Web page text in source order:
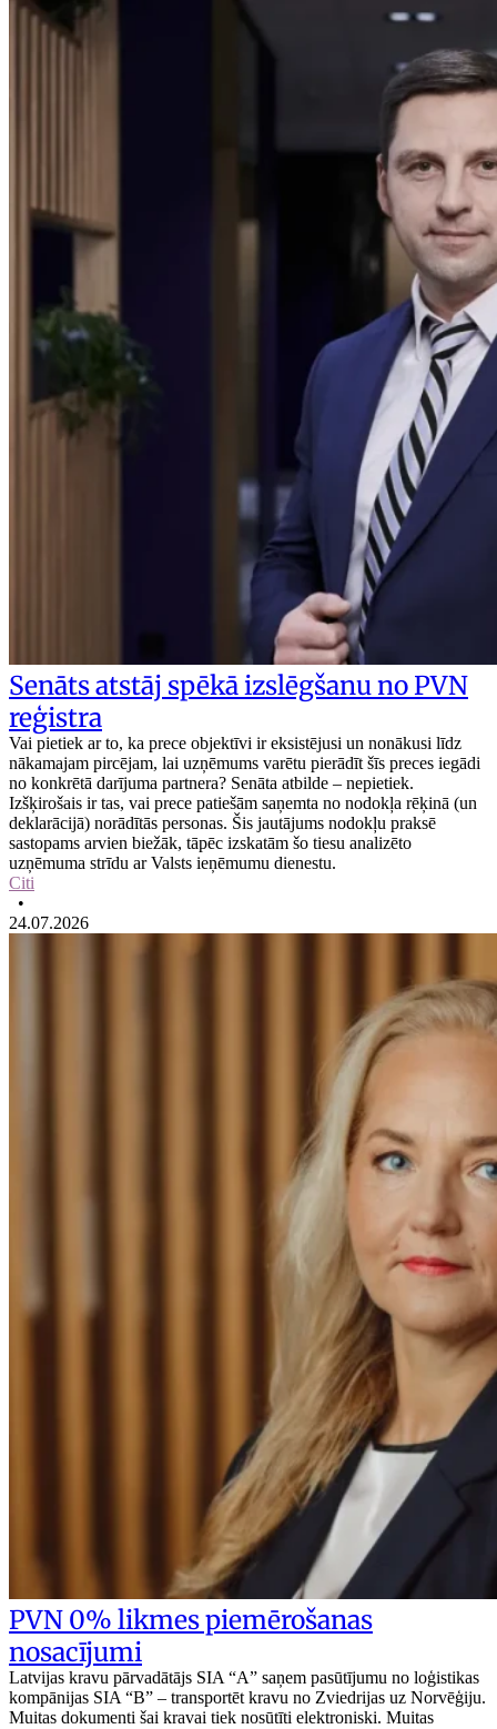
Senāts atstāj spēkā izslēgšanu no PVN
reģistra
Vai pietiek ar to, ka prece objektīvi ir eksistējusi un nonākusi līdz
nākamajam pircējam, lai uzņēmums varētu pierādīt šīs preces iegādi
no konkrētā darījuma partnera? Senāta atbilde – nepietiek.
Izšķirošais ir tas, vai prece patiešām saņemta no nodokļa rēķinā (un
deklarācijā) norādītās personas. Šis jautājums nodokļu praksē
sastopams arvien biežāk, tāpēc izskatām šo tiesu analizēto
uzņēmuma strīdu ar Valsts ieņēmumu dienestu.
Citi
•
24.07.2026
PVN 0% likmes piemērošanas
nosacījumi
Latvijas kravu pārvadātājs SIA “A” saņem pasūtījumu no loģistikas
kompānijas SIA “B” – transportēt kravu no Zviedrijas uz Norvēģiju.
Muitas dokumenti šai kravai tiek nosūtīti elektroniski. Muitas